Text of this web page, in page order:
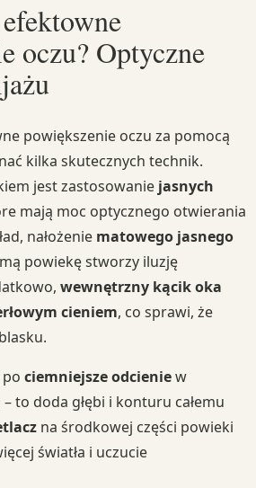
oczu? Optyczne
powiększenie oczu za pomocą
kilka skutecznych technik.
jest zastosowanie jasnych
mają moc optycznego otwierania
nałożenie matowego jasnego
powiekę stworzy iluzję
wewnętrzny kącik oka
cieniem, co sprawi, że
ciemniejsze odcieniew
to doda głębi i konturu całemu
na środkowej części powieki
światła i uczucie